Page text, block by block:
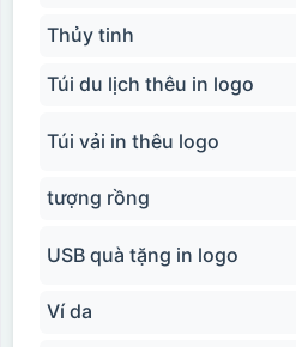
Thủy tinh
Túi du lịch thêu in logo
Túi vải in thêu logo
tượng rồng
USB quà tặng in logo
Ví da